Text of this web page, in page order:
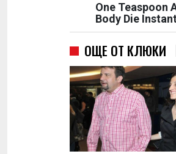
One Teaspoon
Body Die
ОЩЕ ОТ КЛЮКИ